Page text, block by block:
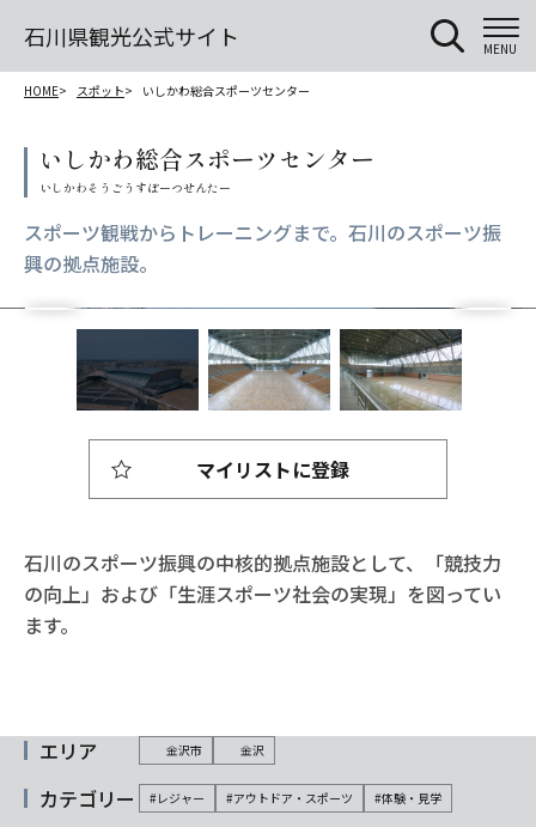
石川県観光公式サイト MENU
HOME スポット いしかわ総合スポーツセンター
いしかわ総合スポーツセンター
スポーツ観戦からトレーニングまで。石川のスポーツ振
興の拠点施設。
石川のスポーツ振興の中核的拠点施設として、「競技力
の向上」および「生涯スポーツ社会の実現」を図ってい
ます。
マイリストに登録
エリア 金沢市 金沢
カテゴリー #レジャー #アウトドア・スポーツ #体験・見学